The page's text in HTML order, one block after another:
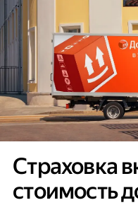
Страховка
стоимость